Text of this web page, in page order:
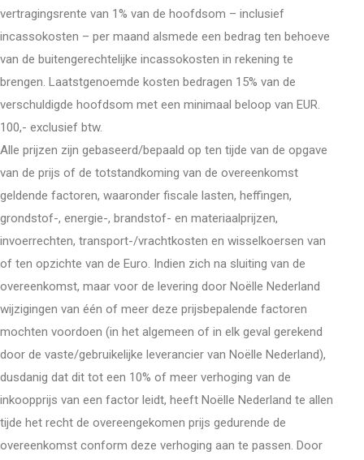
vertragingsrente van 1% van de hoofdsom – inclusief
incassokosten – per maand alsmede een bedrag ten behoeve
van de buitengerechtelijke incassokosten in rekening te
brengen. Laatstgenoemde kosten bedragen 15% van de
verschuldigde hoofdsom met een minimaal beloop van EUR.
100,- exclusief btw.
Alle prijzen zijn gebaseerd/bepaald op ten tijde van de opgave
van de prijs of de totstandkoming van de overeenkomst
geldende factoren, waaronder fiscale lasten, heffingen,
grondstof-, energie-, brandstof- en materiaalprijzen,
invoerrechten, transport-/vrachtkosten en wisselkoersen van
of ten opzichte van de Euro. Indien zich na sluiting van de
overeenkomst, maar voor de levering door Noëlle Nederland
wijzigingen van één of meer deze prijsbepalende factoren
mochten voordoen (in het algemeen of in elk geval gerekend
door de vaste/gebruikelijke leverancier van Noëlle Nederland),
dusdanig dat dit tot een 10% of meer verhoging van de
inkoopprijs van een factor leidt, heeft Noëlle Nederland te allen
tijde het recht de overeengekomen prijs gedurende de
overeenkomst conform deze verhoging aan te passen. Door